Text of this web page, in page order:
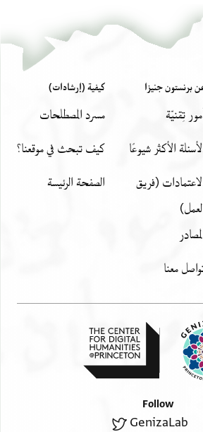
برنستون جنيزا
تِقنيّة
الأكثر شيوعًا
(فريق
معنا
كيفية (إرشادات)
مسرد المصطلحات
كيف تبحث في موقعنا؟
الصفحة الرئيسة
Follow
GenizaLab